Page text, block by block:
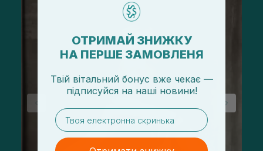
ОТРИМАЙ ЗНИЖКУ
НА ПЕРШЕ ЗАМОВЛЕНЯ
Твій вітальний бонус вже чекає —
підписуйся на наші новини!
email